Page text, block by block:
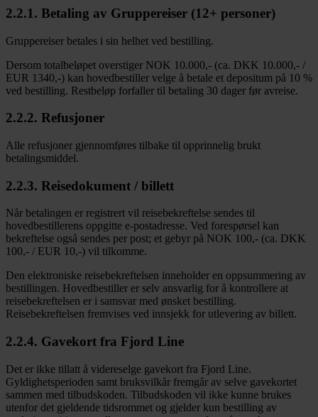
2.2.1. Betaling av Gruppereiser (12+ personer)
Gruppereiser betales i sin helhet ved bestilling.
Dersom totalbeløpet overstiger NOK 10.000,- (ca. DKK 10.000,- /
EUR 1340,-) kan hovedbestiller velge å betale et depositum på 10 %
ved bestilling. Restbeløp forfaller til betaling 30 dager før avreise.
2.2.2. Refusjoner
Alle refusjoner gjennomføres tilbake til opprinnelig brukt
betalingsmiddel.
2.2.3. Reisedokument / billett
Når betalingen er registrert vil reisebekreftelse sendes til
hovedbestillerens oppgitte e-postadresse. Ved forespørsel kan
bekreftelse også sendes per post; et gebyr på NOK 100,- (ca. DKK
100,- / EUR 10,-) vil tilkomme.
Den elektroniske reisebekreftelsen inneholder en oppsummering av
bestillingen. Hovedbestiller er selv ansvarlig for å kontrollere at
reisebekreftelsen er i samsvar med ønsket bestilling.
Reisebekreftelsen fremvises ved innsjekk for utlevering av billett.
2.2.4. Gavekort fra Fjord Line
Det er ikke tillatt å videreselge gavekort fra Fjord Line.
Gyldighetsperioden samt bruksvilkår fremgår av selve gavekortet
sammen med tilbudskoden. Tilbudskoden vil ikke kunne brukes
utenfor det gjeldende tidsrommet og gjelder kun bestilling av